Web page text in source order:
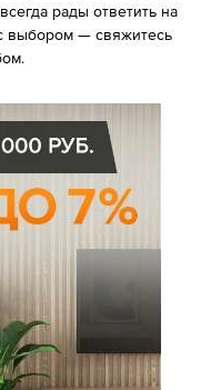
рады ответить на
выбором — свяжитесь